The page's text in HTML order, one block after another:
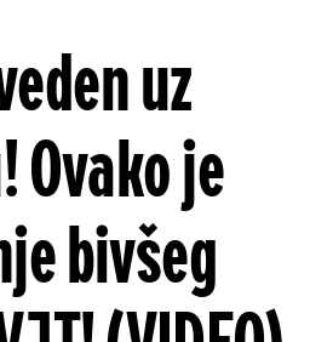
uz
je
bivšeg